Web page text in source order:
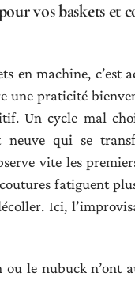
vos baskets et
en machine, c’est
une praticité
Un cycle mal
neuve qui se
vite les
fatiguent
Ici,
ou le nubuck n’ont